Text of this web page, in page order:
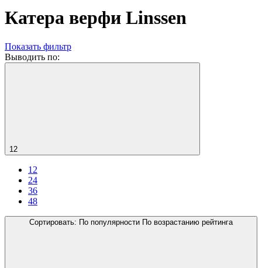
Катера верфи Linssen
Показать фильтр
Выводить по:
12
12
24
36
48
Сортировать: По популярности По возрастанию рейтинга